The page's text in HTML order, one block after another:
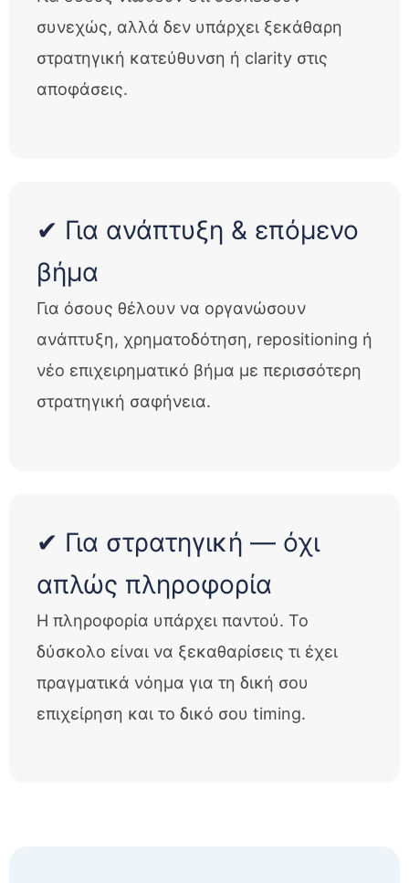
συνεχώς, αλλά δεν υπάρχει ξεκάθαρη
στρατηγική κατεύθυνση ή clarity στις
αποφάσεις.
✔ Για ανάπτυξη & επόμενο
βήμα
Για όσους θέλουν να οργανώσουν
ανάπτυξη, χρηματοδότηση, repositioning ή
νέο επιχειρηματικό βήμα με περισσότερη
στρατηγική σαφήνεια.
✔ Για στρατηγική — όχι
απλώς πληροφορία
Η πληροφορία υπάρχει παντού. Το
δύσκολο είναι να ξεκαθαρίσεις τι έχει
πραγματικά νόημα για τη δική σου
επιχείρηση και το δικό σου timing.